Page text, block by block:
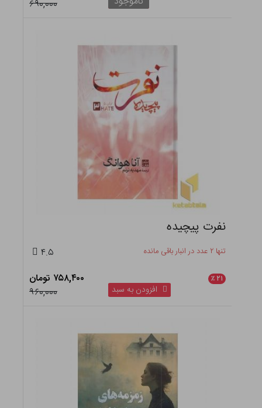
۶۹۰,۰۰۰
نفرت پیچیده
تنها ۲ عدد در انبار باقی مانده ۴.۵
۲۱ ٪
۷۵۸,۴۰۰ تومان
۹۶۰,۰۰۰
افزودن به سبد